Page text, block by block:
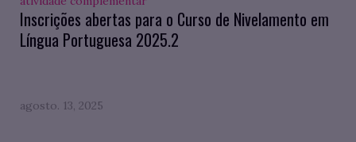
Inscrições abertas para o Curso de Nivelamento em
Língua Portuguesa 2025.2
agosto. 13, 2025